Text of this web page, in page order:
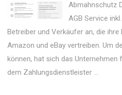
Abmahnschutz
AGB Service
Betreiber und Verkäufer an, die
Amazon und eBay vertreiben. Um
können, hat sich das
dem Zahlungsdienstleister ...